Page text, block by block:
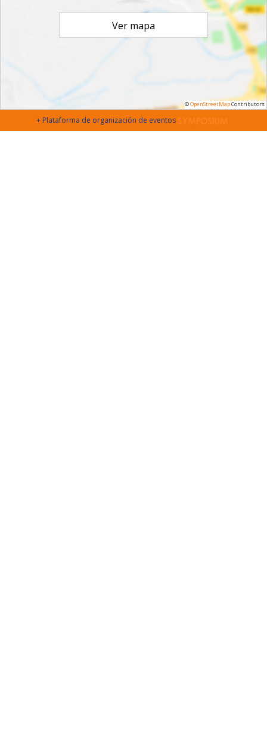
Ver mapa
©OpenStreetMapContributors
+ Plataforma de organización de eventos